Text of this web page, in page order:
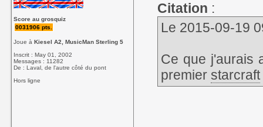
Score au grosquiz
0031906 pts.
Joue àKiesel A2, MusicMan Sterling 5
Inscrit : May 01, 2002
Messages : 11282
De : Laval, de l'autre côté du pont
Hors ligne
Citation :
Le 2015-09-19
Ce que j'aurais
premier starcraft